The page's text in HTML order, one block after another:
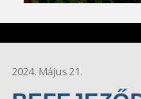
2024. Május 21.